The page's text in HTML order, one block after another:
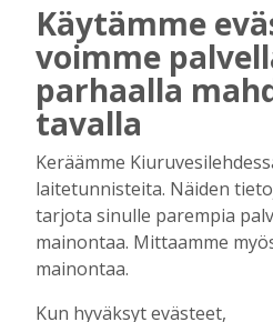
Biokaasu,
rahoitusasiat,
ministeri Sari
keskustelunaiheita
Tilaajille
Aku Laatikainen
OP Kaskimaan
korkotason
tulokseen
Toimitus 6.8.2026
Käytämme
voimme
parhaalla
tavalla
Keräämme
laitetunnisteita. Näiden
tarjota sinulle parempia
mainontaa. Mittaamme
mainontaa.
Kun hyväksyt evästeet,